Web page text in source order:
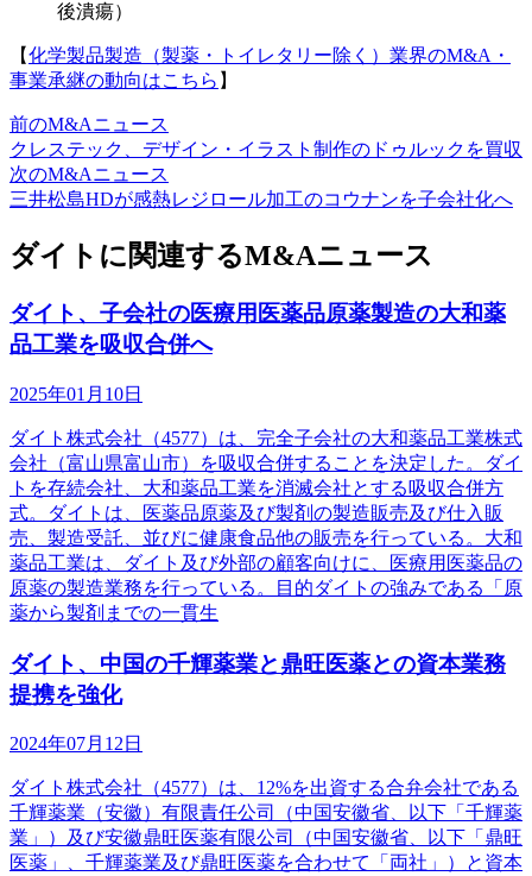
後潰瘍）
【化学製品製造（製薬・トイレタリー除く）業界のM&A・
事業承継の動向はこちら 】
前のM&Aニュース
クレステック、デザイン・イラスト制作のドゥルックを買収
次のM&Aニュース
三井松島HDが感熱レジロール加工のコウナンを子会社化へ
ダイトに関連するM&Aニュース
ダイト、子会社の医療用医薬品原薬製造の大和薬
品工業を吸収合併へ
2025年01月10日
ダイト株式会社（4577）は、完全子会社の大和薬品工業株式
会社（富山県富山市）を吸収合併することを決定した。ダイ
トを存続会社、大和薬品工業を消滅会社とする吸収合併方
式。ダイトは、医薬品原薬及び製剤の製造販売及び仕入販
売、製造受託、並びに健康食品他の販売を行っている。大和
薬品工業は、ダイト及び外部の顧客向けに、医療用医薬品の
原薬の製造業務を行っている。目的ダイトの強みである「原
薬から製剤までの一貫生
ダイト、中国の千輝薬業と鼎旺医薬との資本業務
提携を強化
2024年07月12日
ダイト株式会社（4577）は、12%を出資する合弁会社である
千輝薬業（安徽）有限責任公司（中国安徽省、以下「千輝薬
業」）及び安徽鼎旺医薬有限公司（中国安徽省、以下「鼎旺
医薬」、千輝薬業及び鼎旺医薬を合わせて「両社」）と資本